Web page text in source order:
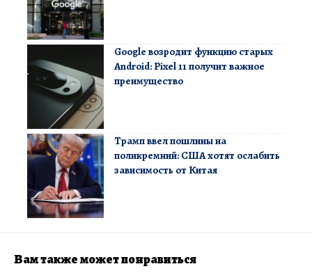
Google возродит функцию старых
Android: Pixel 11 получит важное
преимущество
Трамп ввел пошлины на
поликремний: США хотят ослабить
зависимость от Китая
Вам также может понравиться